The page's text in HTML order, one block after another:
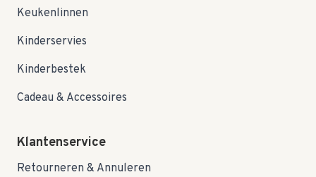
Keukenlinnen
Kinderservies
Kinderbestek
Cadeau & Accessoires
Klantenservice
Retourneren & Annuleren